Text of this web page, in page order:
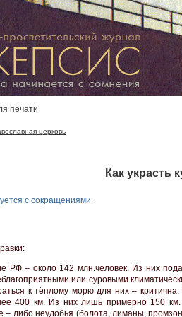
печати
церковь
Как украсть
с сокращениями.
РФ – около 142 млн.человек. Из них
или суровыми
к тёплому морю для них –
400 км. Из них лишь примерно 150 км.
– либо неудобья (болота, лиманы,